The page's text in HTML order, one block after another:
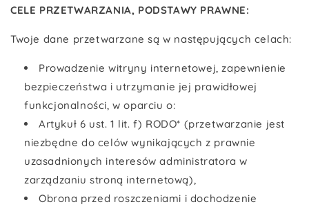
CELE PRZETWARZANIA, PODSTAWY PRAWNE:
Twoje dane przetwarzane są w następujących celach:
Prowadzenie witryny internetowej, zapewnienie
bezpieczeństwa i utrzymanie jej prawidłowej
funkcjonalności, w oparciu o:
Artykuł 6 ust. 1 lit. f) RODO* (przetwarzanie jest
niezbędne do celów wynikających z prawnie
uzasadnionych interesów administratora w
zarządzaniu stroną internetową),
Obrona przed roszczeniami i dochodzenie